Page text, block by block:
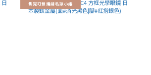
售完可預購請私訊小編